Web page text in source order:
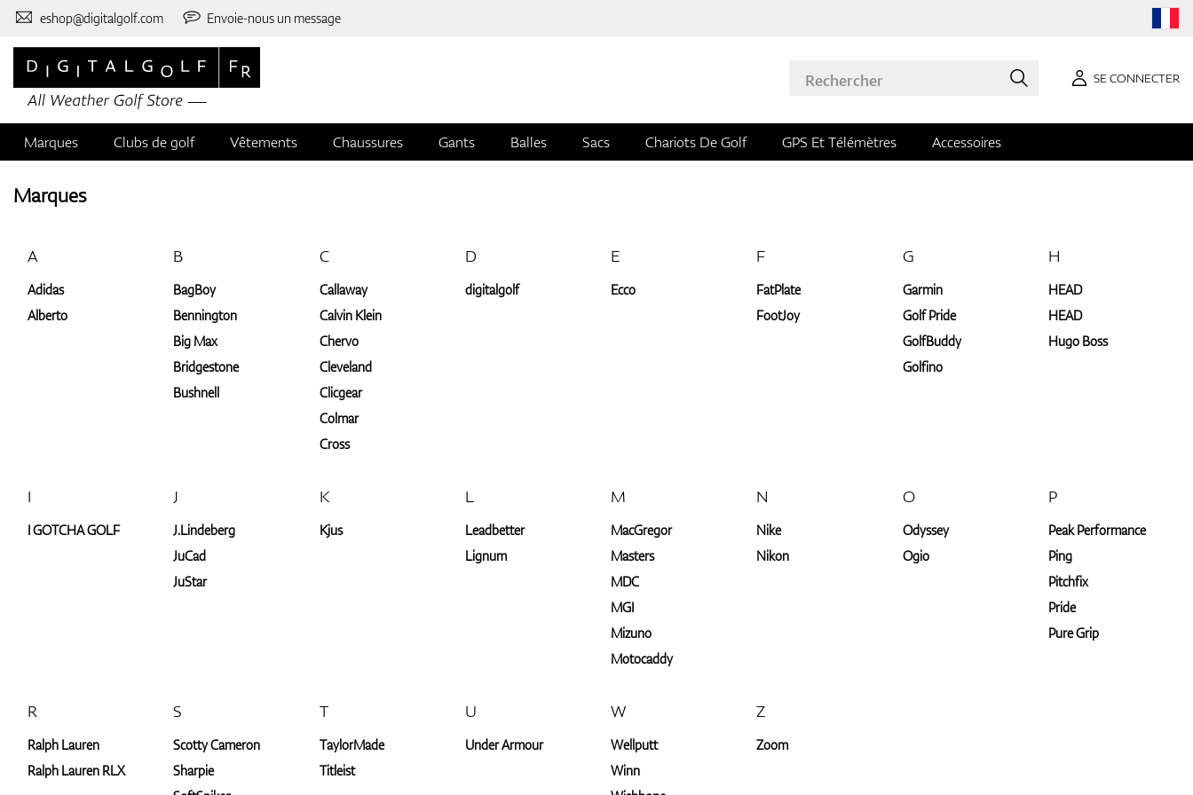
eshop@digitalgolf.com Envoie-nous un message
SE CONNECTER
Marques Clubs de golf Vêtements Chaussures Gants Balles Sacs Chariots De Golf GPS Et Télémètres Accessoires
Marques
A
Adidas
Alberto
B
BagBoy
Bennington
Big Max
Bridgestone
Bushnell
C
Callaway
Calvin Klein
Chervo
Cleveland
Clicgear
Colmar
Cross
D
digitalgolf
E
Ecco
F
FatPlate
FootJoy
G
Garmin
Golf Pride
GolfBuddy
Golfino
H
HEAD
HEAD
Hugo Boss
I
I GOTCHA GOLF
J
J.Lindeberg
JuCad
JuStar
K
Kjus
L
Leadbetter
Lignum
M
MacGregor
Masters
MDC
MGI
Mizuno
Motocaddy
N
Nike
Nikon
O
Odyssey
Ogio
P
Peak Performance
Ping
Pitchfix
Pride
Pure Grip
R
Ralph Lauren
Ralph Lauren RLX
S
Scotty Cameron
Sharpie
T
TaylorMade
Titleist
U
Under Armour
W
Wellputt
Winn
Z
Zoom